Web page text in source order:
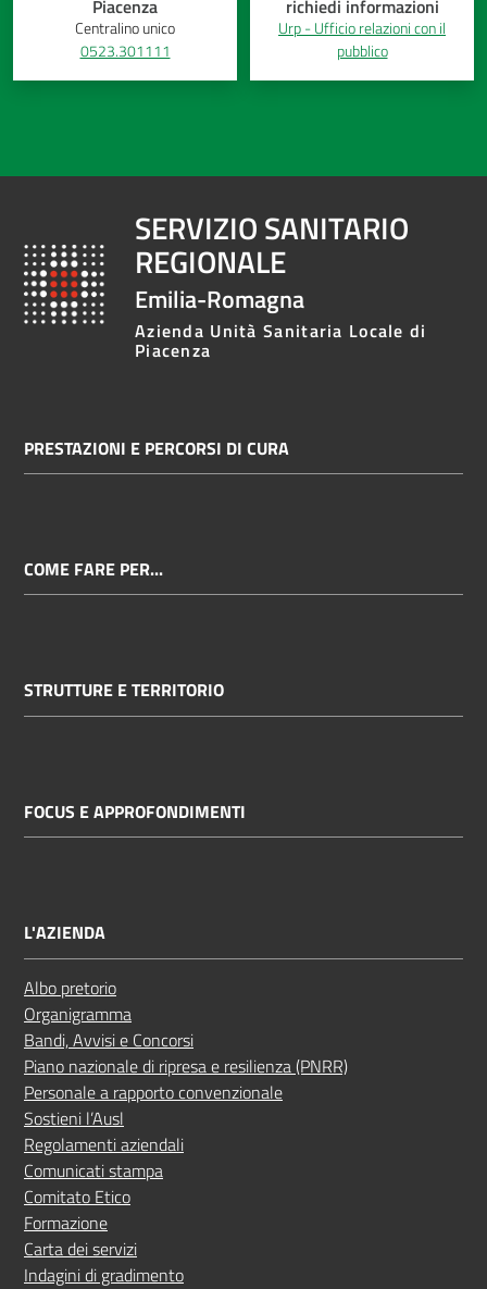
Piacenza
Centralino unico
0523.301111
richiedi informazioni
Urp - Ufficio relazioni con il
pubblico
SERVIZIO SANITARIO
REGIONALE
Emilia-Romagna
Azienda Unità Sanitaria Locale di
Piacenza
PRESTAZIONI E PERCORSI DI CURA
COME FARE PER...
STRUTTURE E TERRITORIO
FOCUS E APPROFONDIMENTI
L'AZIENDA
Albo pretorio
Organigramma
Bandi, Avvisi e Concorsi
Piano nazionale di ripresa e resilienza (PNRR)
Personale a rapporto convenzionale
Sostieni l’Ausl
Regolamenti aziendali
Comunicati stampa
Comitato Etico
Formazione
Carta dei servizi
Indagini di gradimento